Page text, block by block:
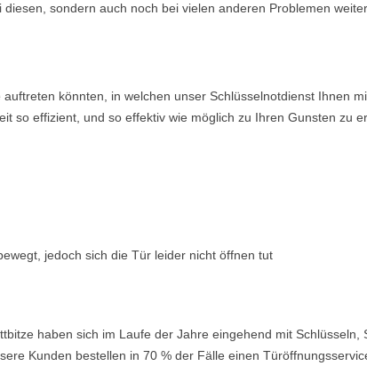
sondern auch noch bei vielen anderen Problemen weiter.
könnten, in welchen unser Schlüsselnotdienst Ihnen
so effizient, und so effektiv wie möglich zu Ihren Gunsten zu
jedoch sich die Tür leider nicht öffnen tut
haben sich im Laufe der Jahre eingehend mit
Kunden bestellen in 70 % der Fälle einen